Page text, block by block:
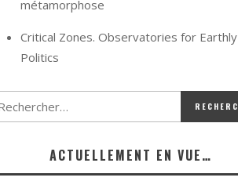
métamorphose
Critical Zones. Observatories for Earthly
Politics
ACTUELLEMENT EN VUE…